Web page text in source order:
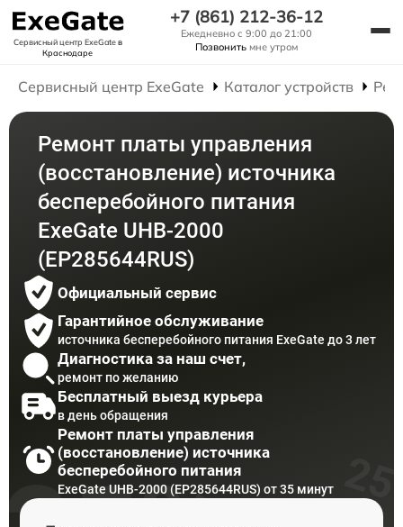
Сервисный центр ExeGateв
Краснодаре
+7 (861) 212-36-12
Ежедневно с 9:00 до 21:00
Позвонить мне утром
Сервисный центр ExeGate Каталог устройств
Ремонт платы управления
(восстановление) источника
бесперебойного питания
ExeGate UHB-2000
(EP285644RUS)
Официальный сервис
Гарантийное обслуживание
источника бесперебойного питания ExeGate до 3 лет
Диагностика за наш счет,
ремонт по желанию
Бесплатный выезд курьера
в день обращения
Ремонт платы управления
(восстановление) источника
бесперебойного питания
ExeGate UHB-2000 (EP285644RUS) от 35 минут